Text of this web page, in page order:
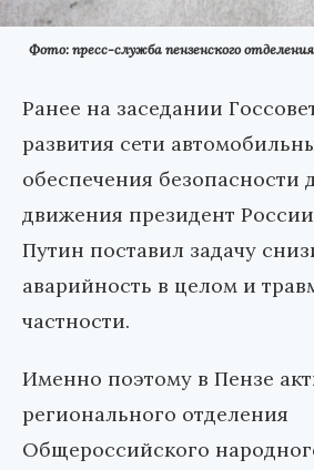
Фото: пресс-служба пензенского
Ранее на заседании
развития сети
обеспечения безопасности
движения президент
Путин поставил задачу
аварийность в целом и
частности.
Именно поэтому в Пензе
регионального отделения
Общероссийского